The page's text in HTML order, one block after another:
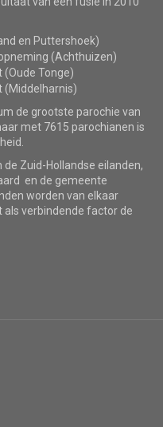
en Puttershoek)
(Achthuizen)
(Oude Tonge)
(Middelharnis)
de grootste parochie van
met 7615 parochianen is
Zuid-Hollandse eilanden,
en de gemeente
worden van elkaar
als verbindende factor de